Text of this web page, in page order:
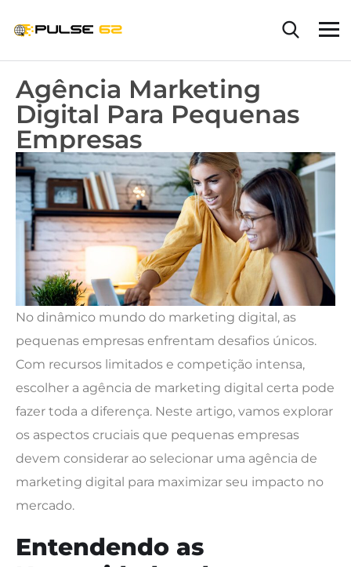
Agência Marketing
Digital Para Pequenas
Empresas
No dinâmico mundo do marketing digital, as
pequenas empresas enfrentam desafios únicos.
Com recursos limitados e competição intensa,
escolher a agência de marketing digital certa pode
fazer toda a diferença. Neste artigo, vamos explorar
os aspectos cruciais que pequenas empresas
devem considerar ao selecionar uma agência de
marketing digital para maximizar seu impacto no
mercado.
Entendendo as